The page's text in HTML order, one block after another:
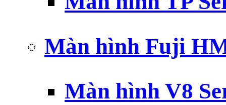
Màn hình Fuji
Màn hình V8